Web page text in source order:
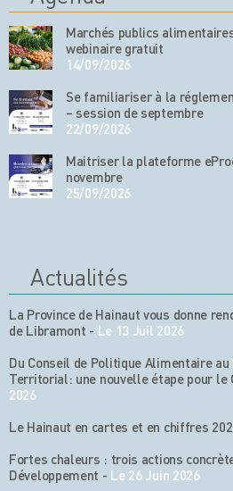
Marchés publics
webinaire gratuit
14/09/2026
Se familiariser à la
– session de septembre
22/09/2026
Maitriser la plateforme
novembre
25/09/2026
Actualités
La Province de Hainaut vous donne
de Libramont - Le 13 Juil 2026
Du Conseil de Politique Alimentaire
Territorial: une nouvelle étape pour le
2026
Le Hainaut en cartes et en chiffres
Fortes chaleurs : trois actions
Développement - Le 26 Juin 2026